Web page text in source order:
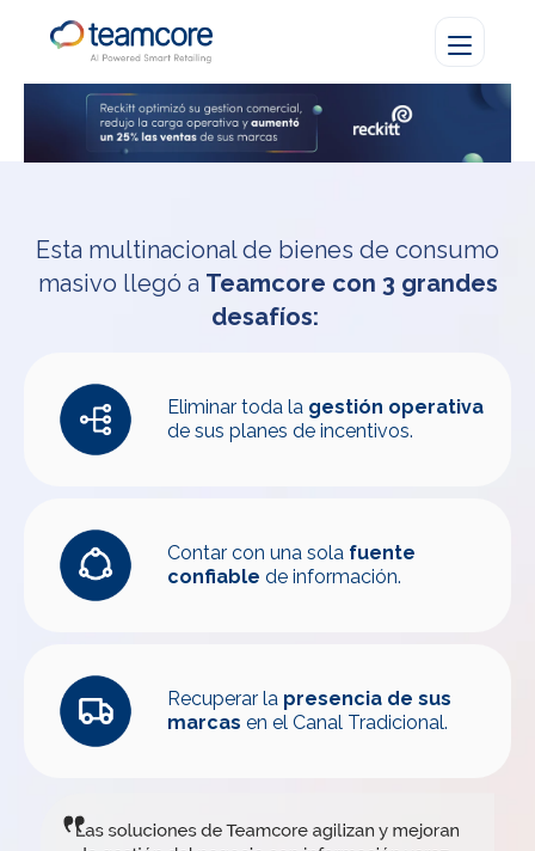
Esta multinacional de bienes de consumo
masivo llegó a Teamcore con 3 grandes
desafíos:
Eliminar toda la gestión operativa
de sus planes de incentivos.
Contar con una sola fuente
confiable de información.
Recuperar la presencia de sus
marcas en el Canal Tradicional.